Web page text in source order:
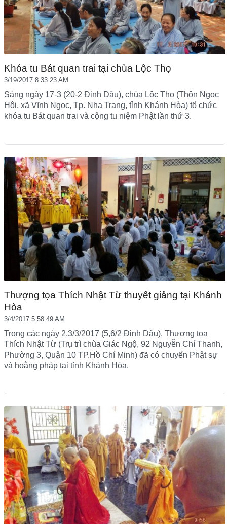
Khóa tu Bát quan trai tại chùa Lộc Thọ
3/19/2017 8:33:23 AM
Sáng ngày 17-3 (20-2 Đinh Dậu), chùa Lộc Thọ (Thôn Ngọc
Hội, xã Vĩnh Ngọc, Tp. Nha Trang, tỉnh Khánh Hòa) tổ chức
khóa tu Bát quan trai và cộng tu niệm Phật lần thứ 3.
Thượng tọa Thích Nhật Từ thuyết giảng tại Khánh
Hòa
3/4/2017 5:58:49 AM
Trong các ngày 2,3/3/2017 (5,6/2 Đinh Dậu), Thượng tọa
Thích Nhật Từ (Trụ trì chùa Giác Ngộ, 92 Nguyễn Chí Thanh,
Phường 3, Quận 10 TP.Hồ Chí Minh) đã có chuyến Phật sự
và hoằng pháp tại tỉnh Khánh Hòa.